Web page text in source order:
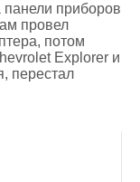
панели приборов
провел
потом
Explorer и
перестал